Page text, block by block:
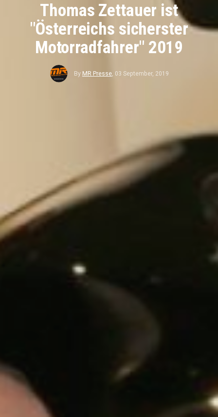
Thomas Zettauer ist
"Österreichs sicherster
Motorradfahrer" 2019
By MR Presse, 03 September, 2019